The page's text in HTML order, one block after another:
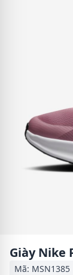
Giày Nike
Mã: MSN1385